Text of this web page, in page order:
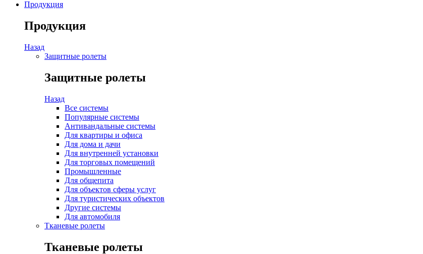
Продукция
Продукция
Назад
Защитные ролеты
Защитные ролеты
Назад
Все системы
Популярные системы
Антивандальные системы
Для квартиры и офиса
Для дома и дачи
Для внутренней установки
Для торговых помещений
Промышленные
Для общепита
Для объектов сферы услуг
Для туристических объектов
Другие системы
Для автомобиля
Тканевые ролеты
Тканевые ролеты